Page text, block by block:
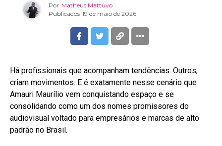
Por Matheus Mattuvo
Publicados 19 de maio de 2026
Há profissionais que acompanham tendências. Outros,
criam movimentos. E é exatamente nesse cenário que
Amauri Maurílio vem conquistando espaço e se
consolidando como um dos nomes promissores do
audiovisual voltado para empresários e marcas de alto
padrão no Brasil.